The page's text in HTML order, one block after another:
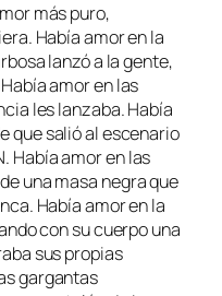
más puro,
Había amor en la
lanzó a la gente,
amor en las
les lanzaba. Había
que salió al escenario
Había amor en las
una masa negra que
Había amor en la
con su cuerpo una
sus propias
gargantas